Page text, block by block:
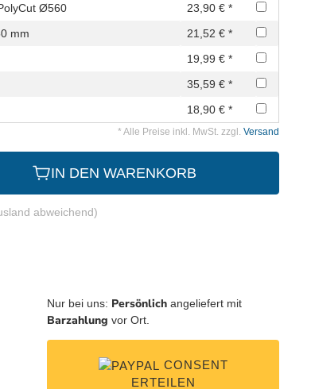
Ø560
23,90 € *
mm
21,52 € *
19,99 € *
35,59 € *
18,90 € *
* Alle Preise inkl. MwSt. zzgl. Versand
IN DEN WARENKORB
abweichend)
Nur bei uns: Persönlich angeliefert mit
Barzahlung vor Ort.
CONSENT
ERTEILEN